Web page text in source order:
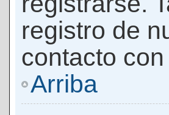
registro de
contacto
Arriba